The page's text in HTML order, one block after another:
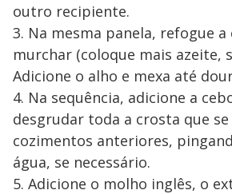
outro recipiente.
3. Na mesma panela, refogue
murchar (coloque mais azeite,
Adicione o alho e mexa até
4. Na sequência, adicione a
desgrudar toda a crosta que
cozimentos anteriores,
água, se necessário.
5. Adicione o molho inglês, o